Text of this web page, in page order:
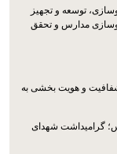
توسعه و تجهیز
مدارس و تحقق
و هویت بخشی به
گرامیداشت شهدای